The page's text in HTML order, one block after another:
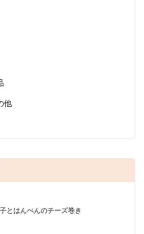
他
とはんぺんのチーズ巻き